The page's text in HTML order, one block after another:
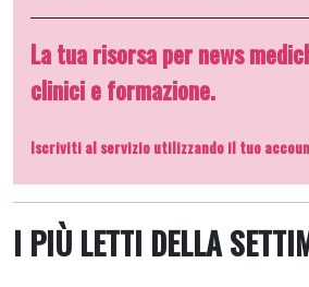
La tua risorsa per news
clinici e formazione.
Iscriviti al servizio utilizzando il tuo
I PIÙ LETTI DELLA